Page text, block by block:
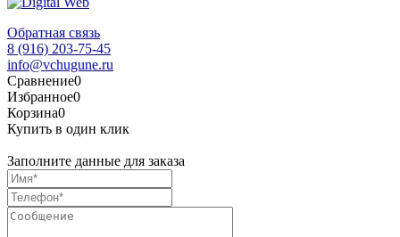
Обратная связь
8 (916) 203-75-45
info@vchugune.ru
Сравнение0
Избранное0
Корзина0
Купить в один клик
Заполните данные для заказа